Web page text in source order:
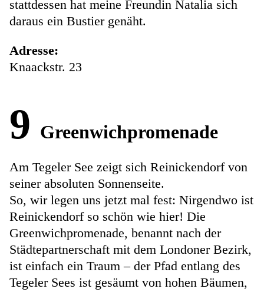
stattdessen hat meine Freundin Natalia sich
daraus ein Bustier genäht.
Adresse:
Knaackstr. 23
9 Greenwichpromenade
Am Tegeler See zeigt sich Reinickendorf von
seiner absoluten Sonnenseite.
So, wir legen uns jetzt mal fest: Nirgendwo ist
Reinickendorf so schön wie hier! Die
Greenwichpromenade, benannt nach der
Städtepartnerschaft mit dem Londoner Bezirk,
ist einfach ein Traum – der Pfad entlang des
Tegeler Sees ist gesäumt von hohen Bäumen,